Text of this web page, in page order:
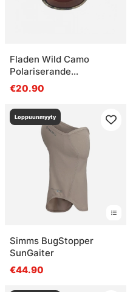
Fladen Wild Camo
Polariserande
Sunglasses Amber Lins
€20.90
Loppuunmyyty
Simms BugStopper
SunGaiter
€44.90